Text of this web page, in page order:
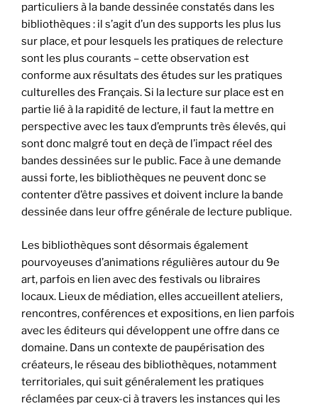
particuliers à la bande dessinée constatés dans les
bibliothèques : il s’agit d’un des supports les plus lus
sur place, et pour lesquels les pratiques de relecture
sont les plus courants – cette observation est
conforme aux résultats des études sur les pratiques
culturelles des Français. Si la lecture sur place est en
partie lié à la rapidité de lecture, il faut la mettre en
perspective avec les taux d’emprunts très élevés, qui
sont donc malgré tout en deçà de l’impact réel des
bandes dessinées sur le public. Face à une demande
aussi forte, les bibliothèques ne peuvent donc se
contenter d’être passives et doivent inclure la bande
dessinée dans leur offre générale de lecture publique.
Les bibliothèques sont désormais également
pourvoyeuses d’animations régulières autour du 9e
art, parfois en lien avec des festivals ou libraires
locaux. Lieux de médiation, elles accueillent ateliers,
rencontres, conférences et expositions, en lien parfois
avec les éditeurs qui développent une offre dans ce
domaine. Dans un contexte de paupérisation des
créateurs, le réseau des bibliothèques, notamment
territoriales, qui suit généralement les pratiques
réclamées par ceux-ci à travers les instances qui les